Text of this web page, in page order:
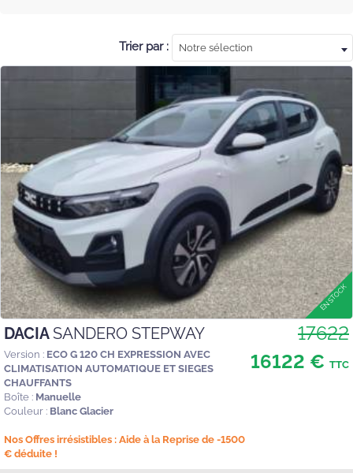
Trier par : Notre sélection
DACIASANDERO STEPWAY
Version : ECO G 120 CH EXPRESSION AVEC
CLIMATISATION AUTOMATIQUE ET SIEGES
CHAUFFANTS
Boîte : Manuelle
Couleur : Blanc Glacier
Nos Offres irrésistibles : Aide à la Reprise de -1500
€ déduite !
17622
16122 € TTC